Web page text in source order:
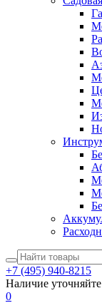
+7 (495) 940-8215
Наличие уточняйте
0